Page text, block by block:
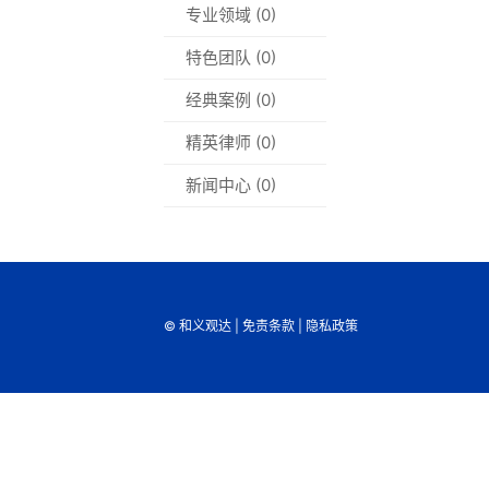
专业领域 (0)
特色团队 (0)
经典案例 (0)
精英律师 (0)
新闻中心 (0)
© 和义观达 | 免责条款 隐私政策